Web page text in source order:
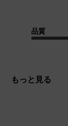
品質
もっと見る